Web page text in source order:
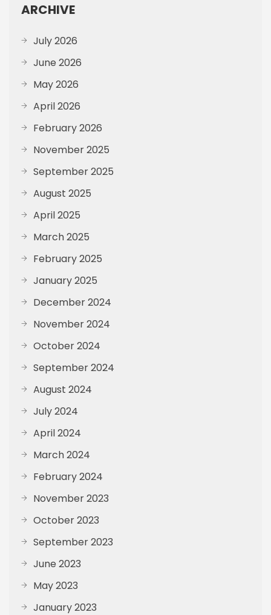
ARCHIVE
July 2026
June 2026
May 2026
April 2026
February 2026
November 2025
September 2025
August 2025
April 2025
March 2025
February 2025
January 2025
December 2024
November 2024
October 2024
September 2024
August 2024
July 2024
April 2024
March 2024
February 2024
November 2023
October 2023
September 2023
June 2023
May 2023
January 2023